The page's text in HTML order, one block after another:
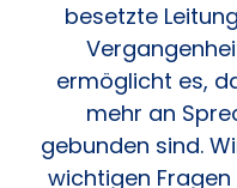
besetzte
ermöglicht es,
mehr an
gebunden sind.
wichtigen